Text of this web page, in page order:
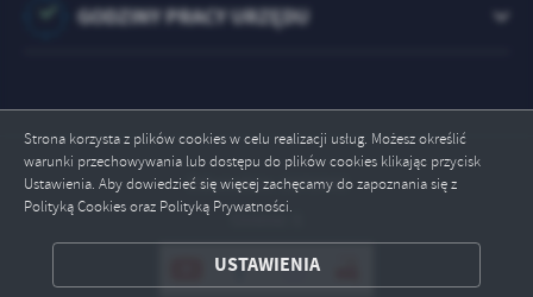
Strona korzysta z plików cookies w celu realizacji usług. Możesz określić
warunki przechowywania lub dostępu do plików cookies klikając przycisk
Ustawienia. Aby dowiedzieć się więcej zachęcamy do zapoznania się z
Polityką Cookies oraz Polityką Prywatności.
USTAWIENIA
ZAPISZ WYBRANE
GODZINY PRACY URZĘDU
Odwiedzin: 1073443
Online: 5